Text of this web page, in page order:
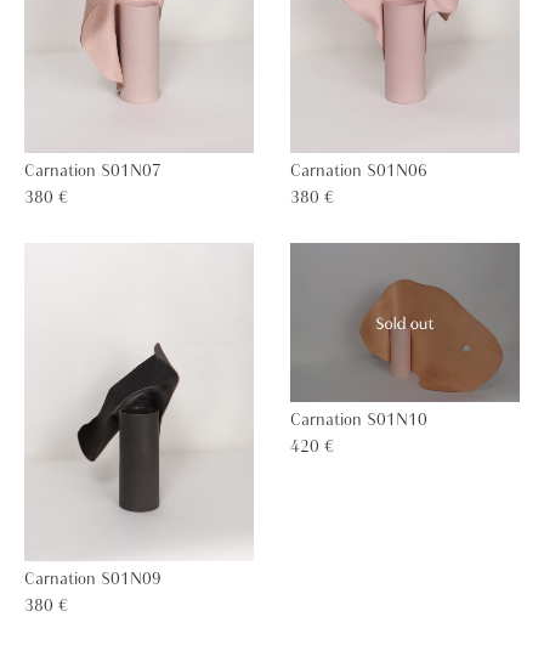
Carnation S01N07
380 €
Carnation S01N06
380 €
Carnation S01N09
380 €
Carnation S01N10
420 €